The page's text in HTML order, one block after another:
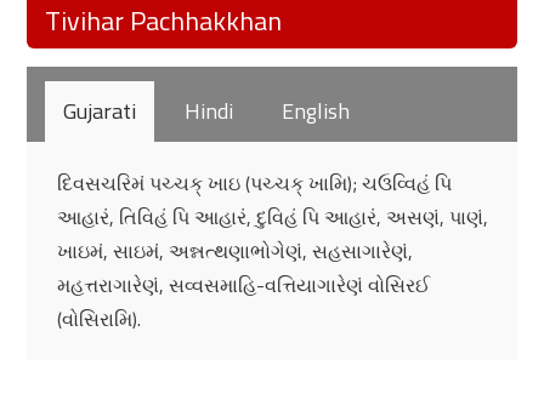
Tivihar Pachhakkhan
Gujarati Hindi English
દિવસચરિમં પચ્ચક્ ખાઇ (પચ્ચક્ ખામિ); ચઉવ્વિહં પિ
આહારં, તિવિહં પિ આહારં, દુવિહં પિ આહારં, અસણં, પાણં,
ખાઇમં, સાઇમં, અન્નત્થણાભોગેણં, સહસાગારેણં,
મહત્તરાગારેણં, સવ્વસમાહિ-વત્તિયાગારેણં વોસિરઈ
(વોસિરામિ).